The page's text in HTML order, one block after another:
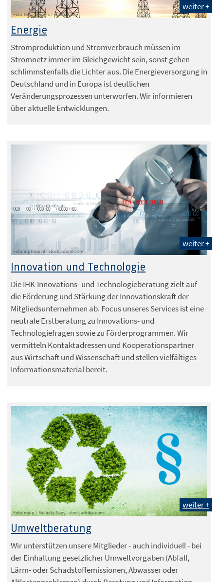
Foto: Gina Sanders / Fotolia.com
weiter +
Energie
Stromproduktion und Stromverbrauch müssen im
Stromnetz immer im Gleichgewicht sein, sonst gehen
schlimmstenfalls die Lichter aus. Die Energieversorgung in
Deutschland und in Europa ist deutlichen
Veränderungsprozessen unterworfen. Wir informieren
über aktuelle Entwicklungen.
Foto: alphaspirit - stock.adobe.com
weiter +
Innovation und Technologie
Die IHK-Innovations- und Technologieberatung zielt auf
die Förderung und Stärkung der Innovationskraft der
Mitgliedsunternehmen ab. Focus unseres Services ist eine
neutrale Erstberatung zu Innovations- und
Technologiefragen sowie zu Förderprogrammen. Wir
vermitteln Kontaktadressen und Kooperationspartner
aus Wirtschaft und Wissenschaft und stellen vielfältiges
Informationsmaterial bereit.
Foto: malp / Melinda Nagy - stock.adobe.com
weiter +
Umweltberatung
Wir unterstützen unsere Mitglieder - auch individuell - bei
der Einhaltung gesetzlicher Umweltvorgaben (Abfall,
Lärm- oder Schadstoffemissionen, Abwasser oder